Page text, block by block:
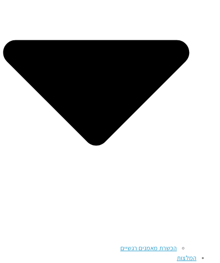
הכשרת מאמנים רגשיים
המלצות